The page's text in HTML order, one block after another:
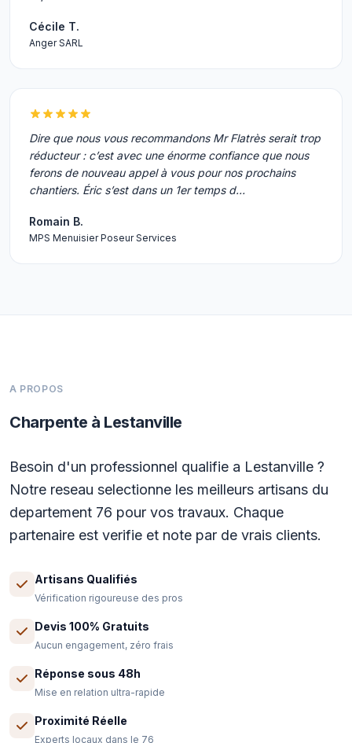
Cécile T.
Anger SARL
Dire que nous vous recommandons Mr Flatrès serait trop
réducteur : c’est avec une énorme confiance que nous
ferons de nouveau appel à vous pour nos prochains
chantiers. Éric s’est dans un 1er temps d…
Romain B.
MPS Menuisier Poseur Services
A PROPOS
Charpente à Lestanville
Besoin d'un professionnel qualifie a Lestanville ?
Notre reseau selectionne les meilleurs artisans du
departement 76 pour vos travaux. Chaque
partenaire est verifie et note par de vrais clients.
Artisans Qualifiés
Vérification rigoureuse des pros
Devis 100% Gratuits
Aucun engagement, zéro frais
Réponse sous 48h
Mise en relation ultra-rapide
Proximité Réelle
Experts locaux dans le 76